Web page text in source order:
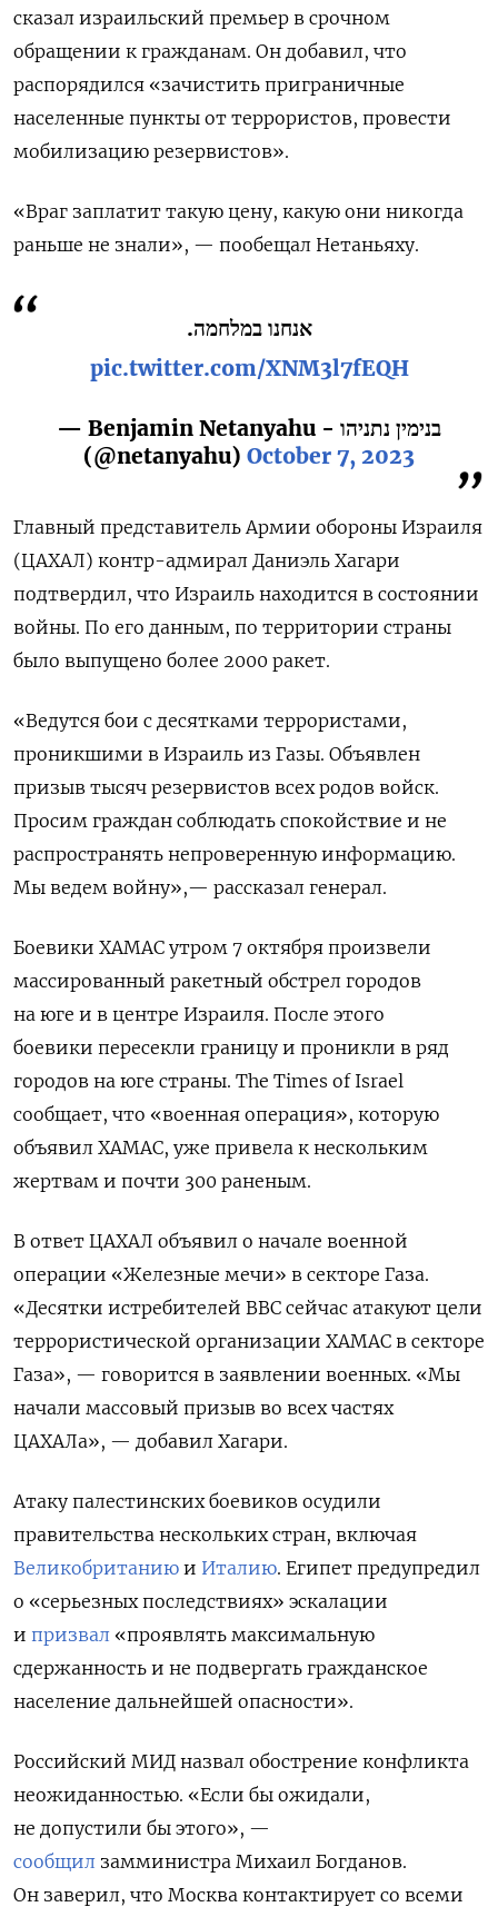
сказал израильский премьер в срочном
обращении к гражданам. Он добавил, что
распорядился «зачистить приграничные
населенные пункты от террористов, провести
мобилизацию резервистов».
«Враг заплатит такую ​​цену, какую они никогда
раньше не знали», — пообещал Нетаньяху.
אנחנו במלחמה.
pic.twitter.com/XNM3l7fEQH
— Benjamin Netanyahu - בנימין נתניהו
(@netanyahu) October 7, 2023
Главный представитель Армии обороны Израиля
(ЦАХАЛ) контр-адмирал Даниэль Хагари
подтвердил, что Израиль находится в состоянии
войны. По его данным, по территории страны
было выпущено более 2000 ракет.
«Ведутся бои с десятками террористами,
проникшими в Израиль из Газы. Объявлен
призыв тысяч резервистов всех родов войск.
Просим граждан соблюдать спокойствие и не
распространять непроверенную информацию.
Мы ведем войну»,— рассказал генерал.
Боевики ХАМАС утром 7 октября произвели
массированный ракетный обстрел городов
на юге и в центре Израиля. После этого
боевики пересекли границу и проникли в ряд
городов на юге страны. The Times of Israel
сообщает, что «военная операция», которую
объявил ХАМАС, уже привела к нескольким
жертвам и почти 300 раненым.
В ответ ЦАХАЛ объявил о начале военной
операции «Железные мечи» в секторе Газа.
«Десятки истребителей ВВС сейчас атакуют цели
террористической организации ХАМАС в секторе
Газа», — говорится в заявлении военных. «Мы
начали массовый призыв во всех частях
ЦАХАЛа», — добавил Хагари.
Атаку палестинских боевиков осудили
правительства нескольких стран, включая
Великобританию и Италию. Египет предупредил
о «серьезных последствиях» эскалации
и призвал «проявлять максимальную
сдержанность и не подвергать гражданское
население дальнейшей опасности».
Российский МИД назвал обострение конфликта
неожиданностью. «Если бы ожидали,
не допустили бы этого», —
сообщил замминистра Михаил Богданов.
Он заверил, что Москва контактирует со всеми